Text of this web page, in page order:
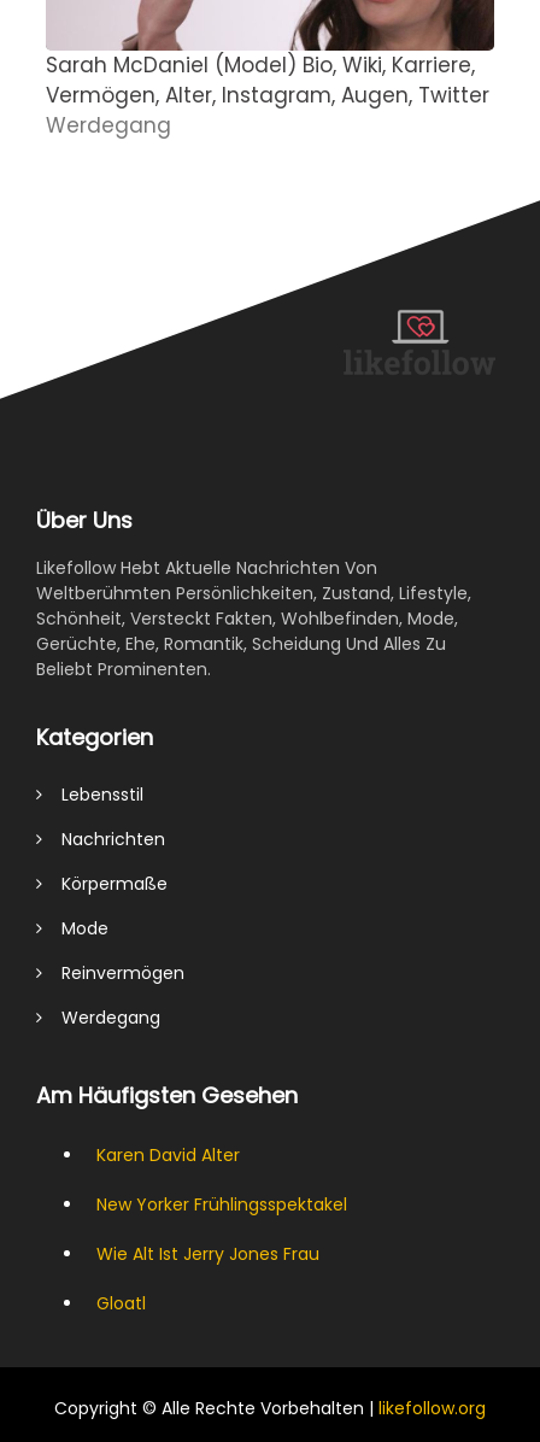
Sarah McDaniel (Model) Bio, Wiki, Karriere,
Vermögen, Alter, Instagram, Augen, Twitter
Werdegang
Über Uns
Likefollow Hebt Aktuelle Nachrichten Von
Weltberühmten Persönlichkeiten, Zustand, Lifestyle,
Schönheit, Versteckt Fakten, Wohlbefinden, Mode,
Gerüchte, Ehe, Romantik, Scheidung Und Alles Zu
Beliebt Prominenten.
Kategorien
Lebensstil
Nachrichten
Körpermaße
Mode
Reinvermögen
Werdegang
Am Häufigsten Gesehen
Karen David Alter
New Yorker Frühlingsspektakel
Wie Alt Ist Jerry Jones Frau
Gloatl
Copyright © Alle Rechte Vorbehalten | likefollow.org